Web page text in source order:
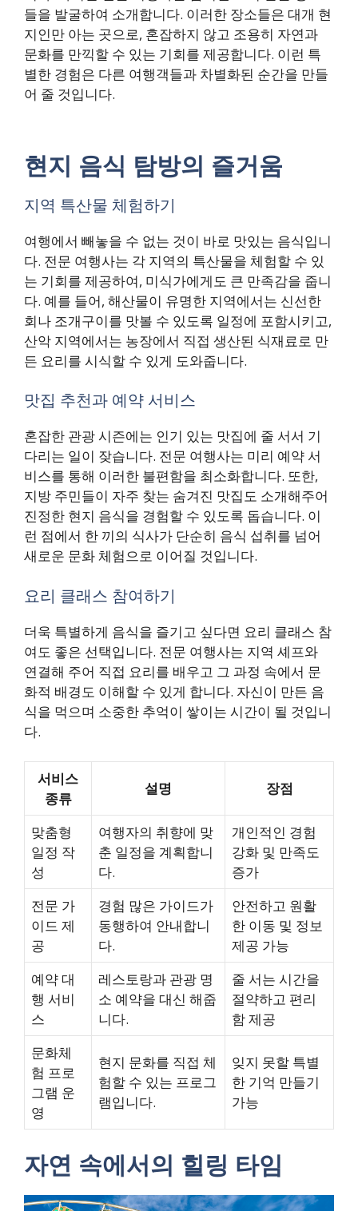
들을 발굴하여 소개합니다. 이러한 장소들은 대개 현
지인만 아는 곳으로, 혼잡하지 않고 조용히 자연과
문화를 만끽할 수 있는 기회를 제공합니다. 이런 특
별한 경험은 다른 여행객들과 차별화된 순간을 만들
어 줄 것입니다.
현지 음식 탐방의 즐거움
지역 특산물 체험하기
여행에서 빼놓을 수 없는 것이 바로 맛있는 음식입니
다. 전문 여행사는 각 지역의 특산물을 체험할 수 있
는 기회를 제공하여, 미식가에게도 큰 만족감을 줍니
다. 예를 들어, 해산물이 유명한 지역에서는 신선한
회나 조개구이를 맛볼 수 있도록 일정에 포함시키고,
산악 지역에서는 농장에서 직접 생산된 식재료로 만
든 요리를 시식할 수 있게 도와줍니다.
맛집 추천과 예약 서비스
혼잡한 관광 시즌에는 인기 있는 맛집에 줄 서서 기
다리는 일이 잦습니다. 전문 여행사는 미리 예약 서
비스를 통해 이러한 불편함을 최소화합니다. 또한,
지방 주민들이 자주 찾는 숨겨진 맛집도 소개해주어
진정한 현지 음식을 경험할 수 있도록 돕습니다. 이
런 점에서 한 끼의 식사가 단순히 음식 섭취를 넘어
새로운 문화 체험으로 이어질 것입니다.
요리 클래스 참여하기
더욱 특별하게 음식을 즐기고 싶다면 요리 클래스 참
여도 좋은 선택입니다. 전문 여행사는 지역 셰프와
연결해 주어 직접 요리를 배우고 그 과정 속에서 문
화적 배경도 이해할 수 있게 합니다. 자신이 만든 음
식을 먹으며 소중한 추억이 쌓이는 시간이 될 것입니
다.
서비스
종류
설명 장점
맞춤형
일정 작
성
여행자의 취향에 맞
춘 일정을 계획합니
다.
개인적인 경험
강화 및 만족도
증가
전문 가
이드 제
공
경험 많은 가이드가
동행하여 안내합니
다.
안전하고 원활
한 이동 및 정보
제공 가능
예약 대
행 서비
스
레스토랑과 관광 명
소 예약을 대신 해줍
니다.
줄 서는 시간을
절약하고 편리
함 제공
문화체
험 프로
그램 운
영
현지 문화를 직접 체
험할 수 있는 프로그
램입니다.
잊지 못할 특별
한 기억 만들기
가능
자연 속에서의 힐링 타임